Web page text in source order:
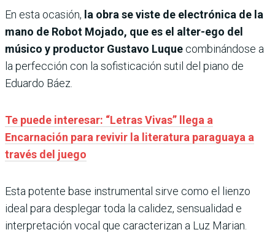
En esta ocasión, la obra se viste de electrónica de la
mano de Robot Mojado, que es el alter-ego del
músico y productor Gustavo Luque combinándose a
la perfección con la sofisticación sutil del piano de
Eduardo Báez.
Te puede interesar: “Letras Vivas” llega a
Encarnación para revivir la literatura paraguaya a
través del juego
Esta potente base instrumental sirve como el lienzo
ideal para desplegar toda la calidez, sensualidad e
interpretación vocal que caracterizan a Luz Marian.